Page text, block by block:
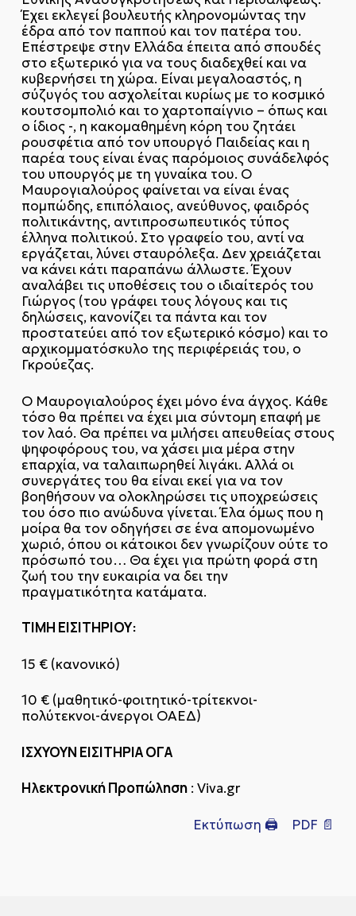
Έχει εκλεγεί βουλευτής κληρονομώντας την
έδρα από τον παππού και τον πατέρα του.
Επέστρεψε στην Ελλάδα έπειτα από σπουδές
στο εξωτερικό για να τους διαδεχθεί και να
κυβερνήσει τη χώρα. Είναι μεγαλοαστός, η
σύζυγός του ασχολείται κυρίως με το κοσμικό
κουτσομπολιό και το χαρτοπαίγνιο – όπως και
ο ίδιος -, η κακομαθημένη κόρη του ζητάει
ρουσφέτια από τον υπουργό Παιδείας και η
παρέα τους είναι ένας παρόμοιος συνάδελφός
του υπουργός με τη γυναίκα του. Ο
Μαυρογιαλούρος φαίνεται να είναι ένας
πομπώδης, επιπόλαιος, ανεύθυνος, φαιδρός
πολιτικάντης, αντιπροσωπευτικός τύπος
έλληνα πολιτικού. Στο γραφείο του, αντί να
εργάζεται, λύνει σταυρόλεξα. Δεν χρειάζεται
να κάνει κάτι παραπάνω άλλωστε. Έχουν
αναλάβει τις υποθέσεις του ο ιδιαίτερός του
Γιώργος (του γράφει τους λόγους και τις
δηλώσεις, κανονίζει τα πάντα και τον
προστατεύει από τον εξωτερικό κόσμο) και το
αρχικομματόσκυλο της περιφέρειάς του, ο
Γκρούεζας.
Ο Μαυρογιαλούρος έχει μόνο ένα άγχος. Κάθε
τόσο θα πρέπει να έχει μια σύντομη επαφή με
τον λαό. Θα πρέπει να μιλήσει απευθείας στους
ψηφοφόρους του, να χάσει μια μέρα στην
επαρχία, να ταλαιπωρηθεί λιγάκι. Αλλά οι
συνεργάτες του θα είναι εκεί για να τον
βοηθήσουν να ολοκληρώσει τις υποχρεώσεις
του όσο πιο ανώδυνα γίνεται. Έλα όμως που η
μοίρα θα τον οδηγήσει σε ένα απομονωμένο
χωριό, όπου οι κάτοικοι δεν γνωρίζουν ούτε το
πρόσωπό του… Θα έχει για πρώτη φορά στη
ζωή του την ευκαιρία να δει την
πραγματικότητα κατάματα.
ΤΙΜΗ ΕΙΣΙΤΗΡΙΟΥ:
15 € (κανονικό)
10 € (μαθητικό-φοιτητικό-τρίτεκνοι-
πολύτεκνοι-άνεργοι ΟΑΕΔ)
ΙΣΧΥΟΥΝ ΕΙΣΙΤΗΡΙΑ ΟΓΑ
Ηλεκτρονική Προπώληση: Viva.gr
Εκτύπωση 🖨 PDF 📄